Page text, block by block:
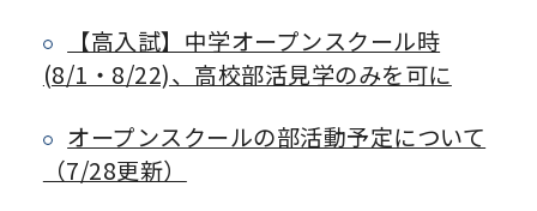
【高入試】中学オープンスクール時
(8/1・8/22)、高校部活見学のみを可に
オープンスクールの部活動予定について
（7/28更新）